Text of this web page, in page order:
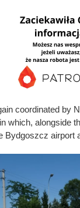
coordinated by
which, alongside
Bydgoszcz airport